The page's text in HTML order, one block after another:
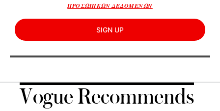
ΠΡΟΣΩΠΙΚΩΝ ΔΕΔΟΜΕΝΩΝ
SIGN UP
Vogue Recommends